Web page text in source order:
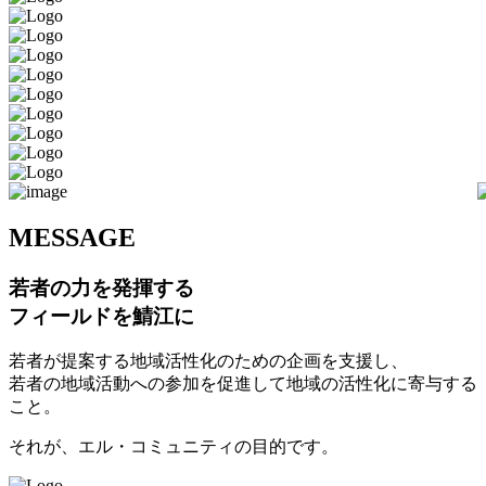
MESSAGE
若者の力を発揮する
フィールドを鯖江に
若者が提案する地域活性化のための企画を支援し、
若者の地域活動への参加を促進して地域の活性化に寄与する
こと。
それが、エル・コミュニティの目的です。